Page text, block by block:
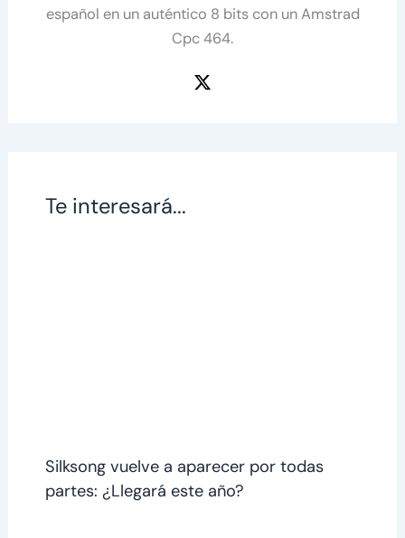
español en un auténtico 8 bits con un Amstrad
Cpc 464.
Te interesará...
Silksong vuelve a aparecer por todas
partes: ¿Llegará este año?